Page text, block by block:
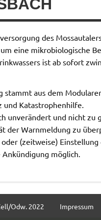
des
eine mikrobiologische
ist ab sofort
stammt aus dem
und Katastrophenhilfe.
unverändert und nicht zu
der Warnmeldung zu
oder (zeitweise)
möglich.
Odw. 2022 Impressum